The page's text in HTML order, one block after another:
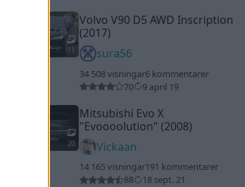
11
Volvo V90 D5 AWD Inscription
(2017)
sura56
34 508 visningar6 kommentarer
70
9 april 19
20
Mitsubishi Evo X
"Evoooolution" (2008)
Vickaan
14 165 visningar191 kommentarer
88
18 sept. 21